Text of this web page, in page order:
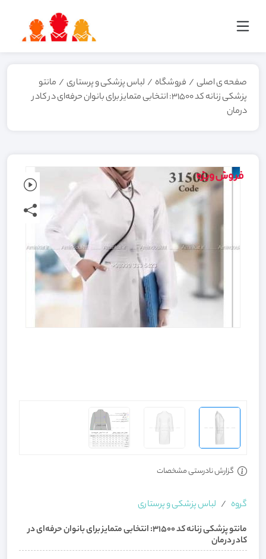
صفحه ی اصلی / فروشگاه / لباس پزشکی و پرستاری / مانتو
پزشکی زنانه کد 31500: انتخابی متمایز برای بانوان حرفه‌ای در کادر
درمان
گزارش نادرستی مشخصات
گروه
لباس پزشکی و پرستاری
مانتو پزشکی زنانه کد 31500: انتخابی متمایز برای بانوان حرفه‌ای در
کادر درمان